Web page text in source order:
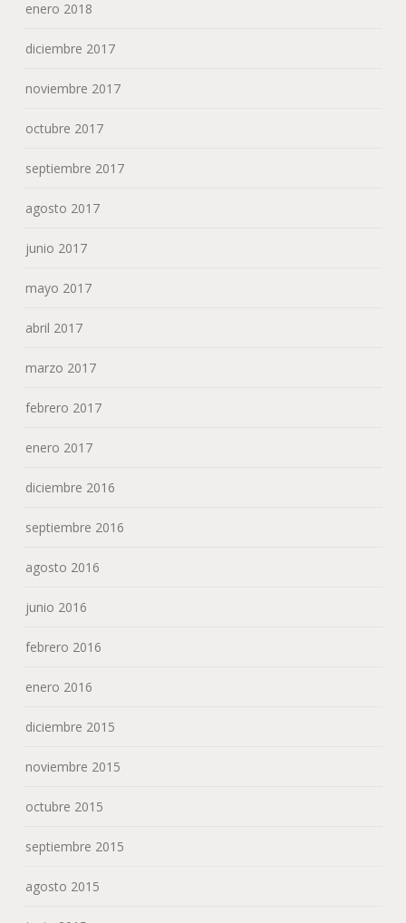
enero 2018
diciembre 2017
noviembre 2017
octubre 2017
septiembre 2017
agosto 2017
junio 2017
mayo 2017
abril 2017
marzo 2017
febrero 2017
enero 2017
diciembre 2016
septiembre 2016
agosto 2016
junio 2016
febrero 2016
enero 2016
diciembre 2015
noviembre 2015
octubre 2015
septiembre 2015
agosto 2015